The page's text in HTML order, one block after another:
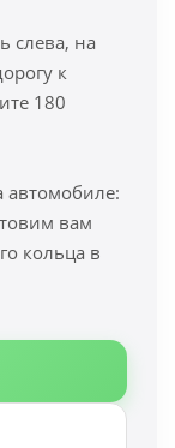
слева, на
к
180
автомобиле:
вам
кольца в